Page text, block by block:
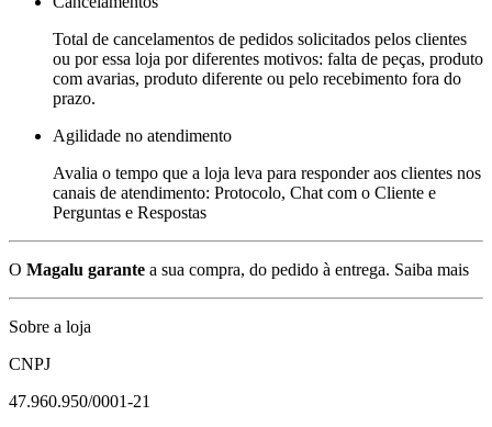
Total de cancelamentos de pedidos solicitados pelos clientes
ou por essa loja por diferentes motivos: falta de peças, produto
com avarias, produto diferente ou pelo recebimento fora do
prazo.
Agilidade no atendimento
Avalia o tempo que a loja leva para responder aos clientes nos
canais de atendimento: Protocolo, Chat com o Cliente e
Perguntas e Respostas
O Magalu garante a sua compra, do pedido à entrega. Saiba mais
Sobre a loja
CNPJ
47.960.950/0001-21